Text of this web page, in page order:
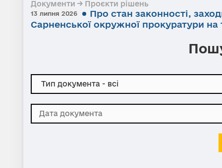
Документи → Проєкти рішень
13 липня 2026
Про стан законності,
Сарненської окружної прокуратури на